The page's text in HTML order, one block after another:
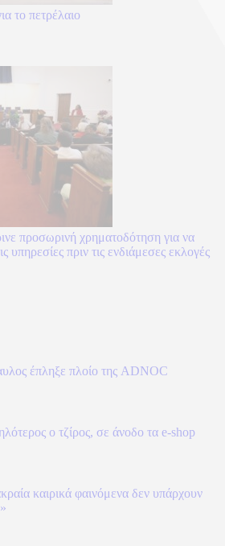
το πετρέλαιο
προσωρινή χρηματοδότηση για να
υπηρεσίες πριν τις ενδιάμεσες εκλογές
έπληξε πλοίο της ADNOC
ο τζίρος, σε άνοδο τα e-shop
καιρικά φαινόμενα δεν υπάρχουν